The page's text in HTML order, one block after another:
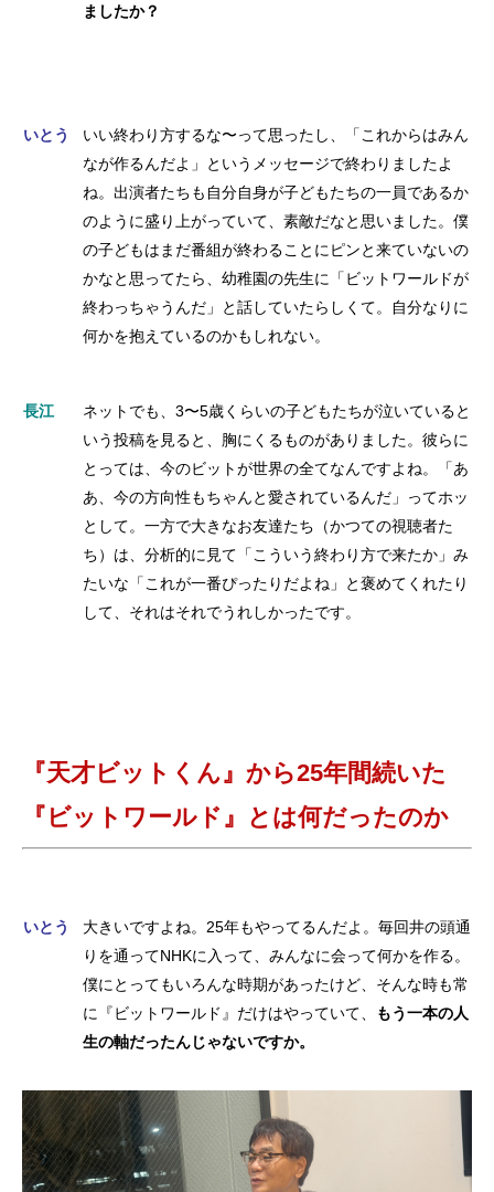
ましたか？
いとう
いい終わり方するな〜って思ったし、「これからはみん
なが作るんだよ」というメッセージで終わりましたよ
ね。出演者たちも自分自身が子どもたちの一員であるか
のように盛り上がっていて、素敵だなと思いました。僕
の子どもはまだ番組が終わることにピンと来ていないの
かなと思ってたら、幼稚園の先生に「ビットワールドが
終わっちゃうんだ」と話していたらしくて。自分なりに
何かを抱えているのかもしれない。
長江
ネットでも、3〜5歳くらいの子どもたちが泣いていると
いう投稿を見ると、胸にくるものがありました。彼らに
とっては、今のビットが世界の全てなんですよね。「あ
あ、今の方向性もちゃんと愛されているんだ」ってホッ
として。一方で大きなお友達たち（かつての視聴者た
ち）は、分析的に見て「こういう終わり方で来たか」み
たいな「これが一番ぴったりだよね」と褒めてくれたり
して、それはそれでうれしかったです。
『天才ビットくん』から25年間続いた
『ビットワールド』とは何だったのか
いとう
大きいですよね。25年もやってるんだよ。毎回井の頭通
りを通ってNHKに入って、みんなに会って何かを作る。
僕にとってもいろんな時期があったけど、そんな時も常
に『ビットワールド』だけはやっていて、
もう一本の人
生の軸だったんじゃないですか。